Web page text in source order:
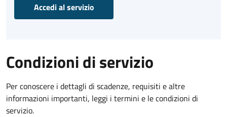
Accedi al servizio
Condizioni di servizio
Per conoscere i dettagli di scadenze, requisiti e altre
informazioni importanti, leggi i termini e le condizioni di
servizio.